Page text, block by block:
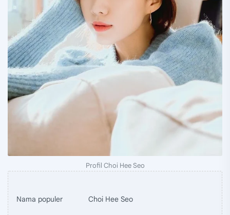
Profil Choi Hee Seo
Nama populer Choi Hee Seo